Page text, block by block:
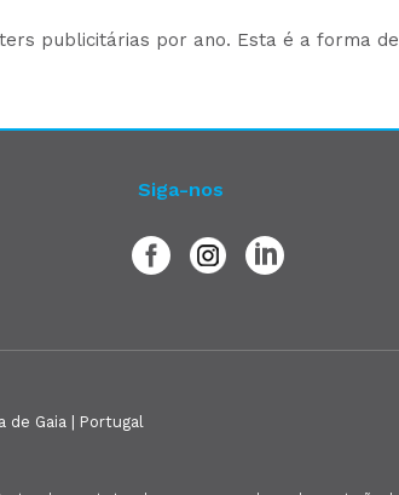
publicitárias por ano. Esta é a forma de
Siga-nos
de Gaia | Portugal